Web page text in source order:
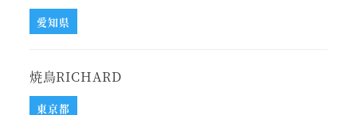
愛知県
焼鳥RICHARD
東京都